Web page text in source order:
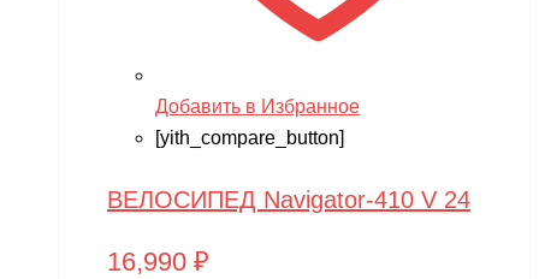
Добавить в Избранное
[yith_compare_button]
ВЕЛОСИПЕД Navigator-410 V 24
16,990 ₽